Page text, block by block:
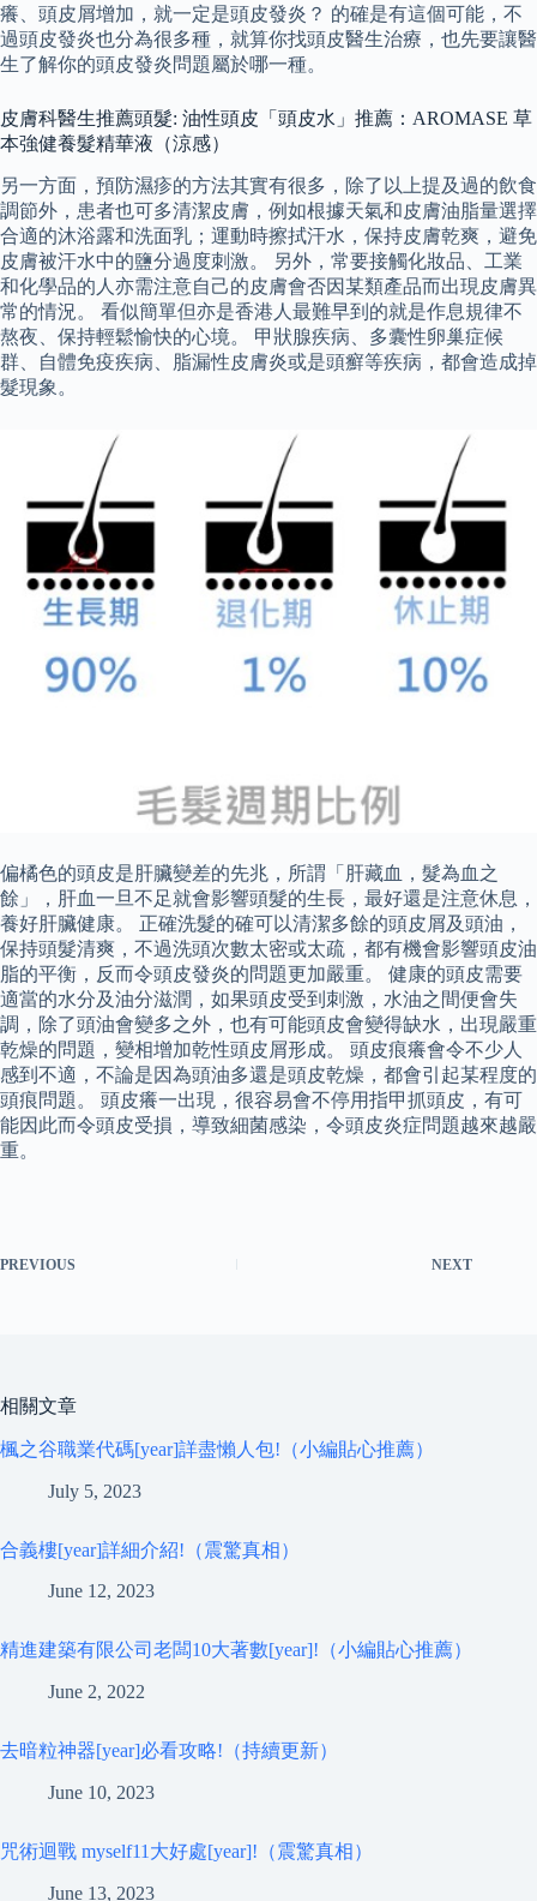
癢、頭皮屑增加，就一定是頭皮發炎？ 的確是有這個可能，不
過頭皮發炎也分為很多種，就算你找頭皮醫生治療，也先要讓醫
生了解你的頭皮發炎問題屬於哪一種。
皮膚科醫生推薦頭髮: 油性頭皮「頭皮水」推薦：AROMASE 草
本強健養髮精華液（涼感）
另一方面，預防濕疹的方法其實有很多，除了以上提及過的飲食
調節外，患者也可多清潔皮膚，例如根據天氣和皮膚油脂量選擇
合適的沐浴露和洗面乳；運動時擦拭汗水，保持皮膚乾爽，避免
皮膚被汗水中的鹽分過度刺激。 另外，常要接觸化妝品、工業
和化學品的人亦需注意自己的皮膚會否因某類產品而出現皮膚異
常的情況。 看似簡單但亦是香港人最難早到的就是作息規律不
熬夜、保持輕鬆愉快的心境。 甲狀腺疾病、多囊性卵巢症候
群、自體免疫疾病、脂漏性皮膚炎或是頭癬等疾病，都會造成掉
髮現象。
偏橘色的頭皮是肝臟變差的先兆，所謂「肝藏血，髮為血之
餘」，肝血一旦不足就會影響頭髮的生長，最好還是注意休息，
養好肝臟健康。 正確洗髮的確可以清潔多餘的頭皮屑及頭油，
保持頭髮清爽，不過洗頭次數太密或太疏，都有機會影響頭皮油
脂的平衡，反而令頭皮發炎的問題更加嚴重。 健康的頭皮需要
適當的水分及油分滋潤，如果頭皮受到刺激，水油之間便會失
調，除了頭油會變多之外，也有可能頭皮會變得缺水，出現嚴重
乾燥的問題，變相增加乾性頭皮屑形成。 頭皮痕癢會令不少人
感到不適，不論是因為頭油多還是頭皮乾燥，都會引起某程度的
頭痕問題。 頭皮癢一出現，很容易會不停用指甲抓頭皮，有可
能因此而令頭皮受損，導致細菌感染，令頭皮炎症問題越來越嚴
重。
PREVIOUS NEXT
相關文章
楓之谷職業代碼[year]詳盡懶人包!（小編貼心推薦）
July 5, 2023
合義樓[year]詳細介紹!（震驚真相）
June 12, 2023
精進建築有限公司老闆10大著數[year]!（小編貼心推薦）
June 2, 2022
去暗粒神器[year]必看攻略!（持續更新）
June 10, 2023
咒術迴戰 myself11大好處[year]!（震驚真相）
June 13, 2023